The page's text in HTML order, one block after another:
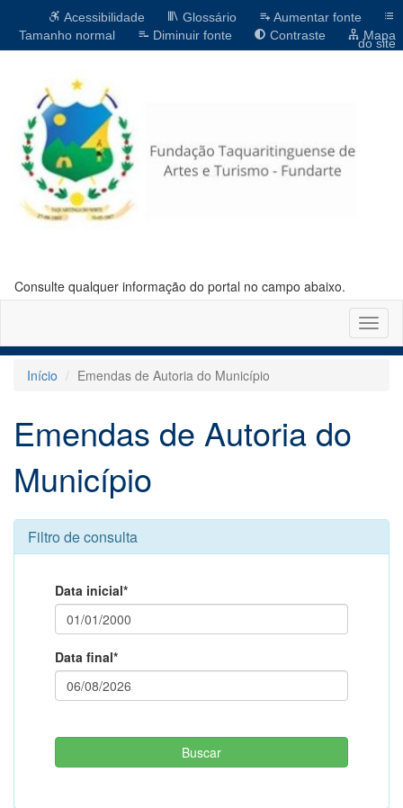
Acessibilidade Glossário
Aumentar fonte
Tamanho normal
Diminuir fonte Contraste Mapa
do site
Consulte qualquer informação do portal no campo abaixo.
Início
Emendas de Autoria do Município
Emendas de Autoria do
Município
Filtro de consulta
Data inicial*
Data final*